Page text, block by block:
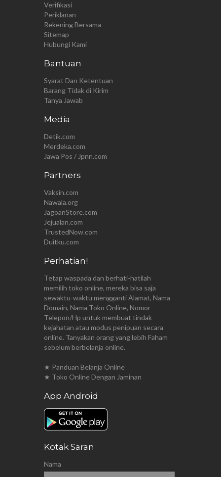
Verifikasi
Periklanan
Rekening Bersama
Sitemap
Hubungi Kami
Bantuan
Syarat Dan Ketentuan
Barang Tidak di Kirim
Tanya Jawab
Media
Detik.com
Merdeka.com
Jawa Pos / Jpnn.com
Partners
Vaksin.com
Nawala.org
JagoanStore.com
Jejualan.com
TrustedNow.com
Duitku.com
Perhatian!
Tetap waspada dan berhati-hatilah
memilih toko online, mereka bisa saja
sewaktu-waktu mengganti Alamat, Nama
Domain, Nama Toko Online, Nomor
Telepon/Hp untuk membuat tindak
kejahatan atau modus penipuan secara
online. Tanyakan orang yang lebih Faham
sebelum berbelanja online.
★ Panduan Belanja Online
★ Toko Online Dengan Jaminan
App Android
Kotak Saran
Nama